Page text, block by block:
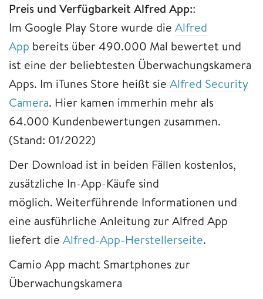
Preis und Verfügbarkeit Alfred App::
Im Google Play Store wurde die Alfred
App bereits über 490.000 Mal bewertet und
ist eine der beliebtesten Überwachungskamera
Apps. Im iTunes Store heißt sie Alfred Security
Camera. Hier kamen immerhin mehr als
64.000 Kundenbewertungen zusammen.
(Stand: 01/2022)
Der Download ist in beiden Fällen kostenlos,
zusätzliche In-App-Käufe sind
möglich. Weiterführende Informationen und
eine ausführliche Anleitung zur Alfred App
liefert die Alfred-App-Herstellerseite.
Camio App macht Smartphones zur
Überwachungskamera